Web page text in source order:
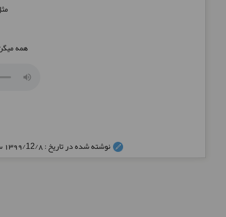
.. همه
نوشته شده در تاریخ : 1399/12/8 ساعت: 02:38